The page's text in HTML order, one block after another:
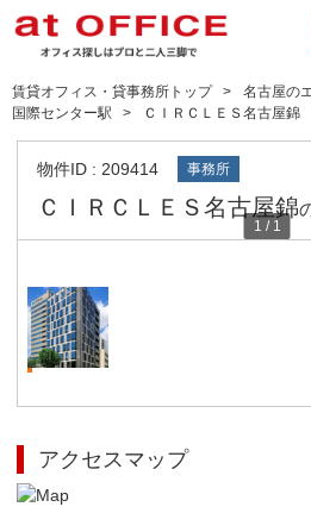
賃貸オフィス・貸事務所トップ 名古屋の
国際センター駅
ＣＩＲＣＬＥＳ名古屋錦
物件ID : 209414 事務所
ＣＩＲＣＬＥＳ名古屋錦
1 / 1
アクセスマップ